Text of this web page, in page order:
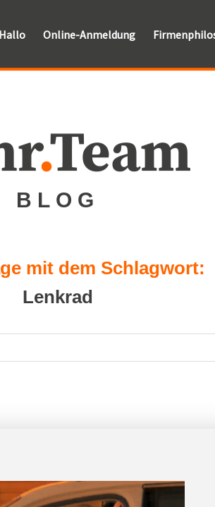
Hallo Online-Anmeldung
.Team
BLOG
mit dem Schlagwort:
Lenkrad